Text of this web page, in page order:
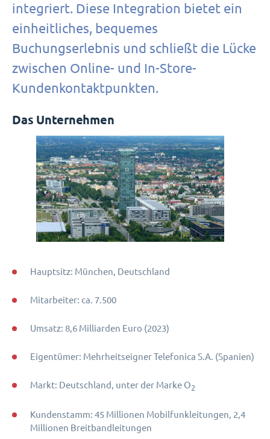
integriert. Diese Integration bietet ein
einheitliches, bequemes
Buchungserlebnis und schließt die Lücke
zwischen Online- und In-Store-
Kundenkontaktpunkten.
Das Unternehmen
Hauptsitz: München, Deutschland
Mitarbeiter: ca. 7.500
Umsatz: 8,6 Milliarden Euro (2023)
Eigentümer: Mehrheitseigner Telefonica S.A. (Spanien)
Markt: Deutschland, unter der Marke O2
Kundenstamm: 45 Millionen Mobilfunkleitungen, 2,4
Millionen Breitbandleitungen